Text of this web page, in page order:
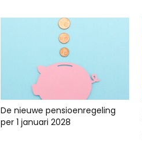
De nieuwe pensioenregeling
per 1 januari 2028